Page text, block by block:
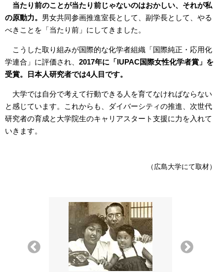
当たり前のことが当たり前じゃないのはおかしい、それが私
の原動力。 男女共同参画推進室長として、副学長として、やる
べきことを「当たり前」にしてきました。
こうした取り組みが国際的な化学者組織「国際純正・応用化
学連合」に評価され、 2017年に「IUPAC国際女性化学者賞」を
受賞。日本人研究者では4人目です。
大学では自分で考えて行動できる人を育てなければならない
と感じています。これからも、ダイバーシティの推進、次世代
研究者の育成と大学院生のキャリアスタート支援に力を入れて
いきます。
（広島大学にて取材）